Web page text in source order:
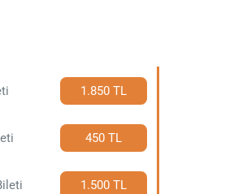
1.850 TL
450 TL
1.500 TL